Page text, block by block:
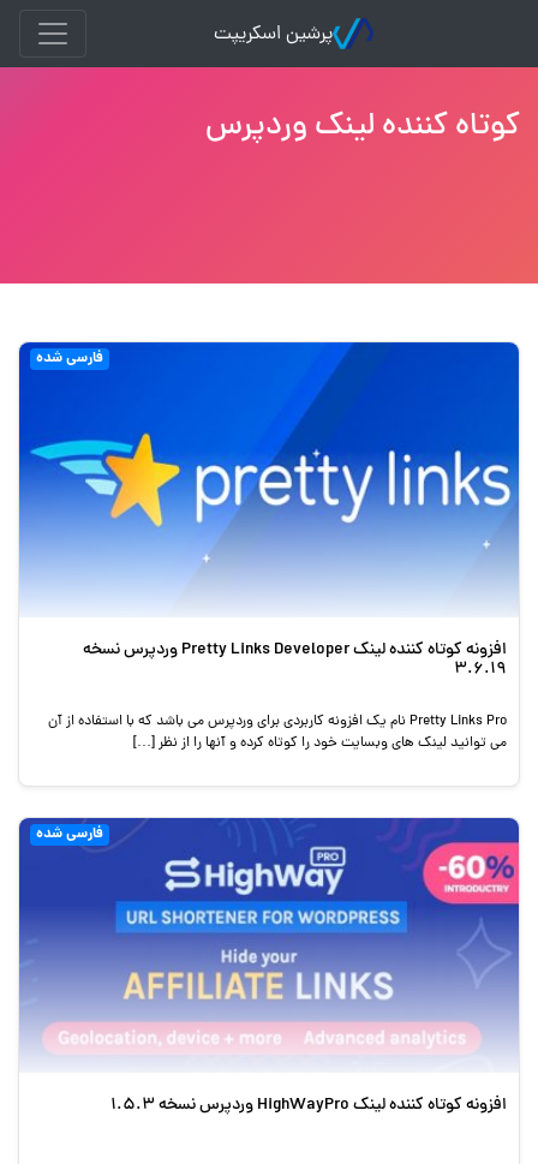
پرشین اسکریپت
کوتاه کننده لینک وردپرس
فارسی شده
افزونه کوتاه کننده لینک Pretty Links Developer وردپرس نسخه
3.6.19
Pretty Links Pro نام یک افزونه کاربردی برای وردپرس می باشد که با استفاده از آن
می توانید لینک های وبسایت خود را کوتاه کرده و آنها را از نظر […]
فارسی شده
افزونه کوتاه کننده لینک HighWayPro وردپرس نسخه 1.5.3